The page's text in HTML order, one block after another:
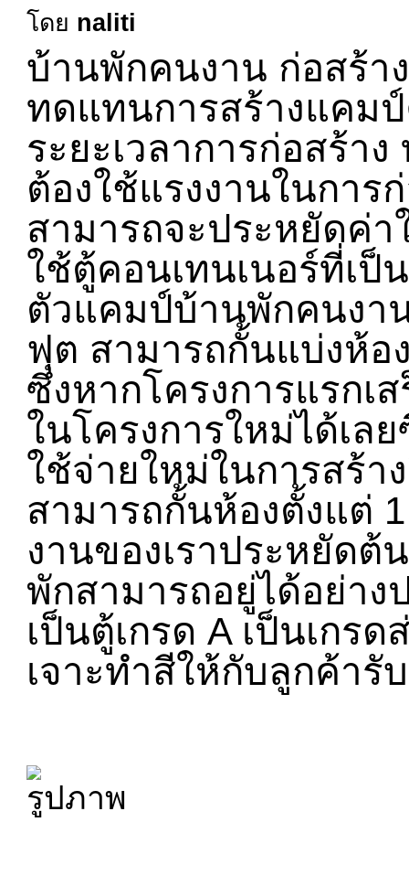
โดย naliti
บ้านพักคนงาน ก่อสร้า
ทดแทนการสร้างแคม
ระยะเวลาการก่อสร้า
ต้องใช้แรงงานในการ
สามารถจะประหยัดค่า
ใช้ตู้คอนเทนเนอร์ที่เป็
ตัวแคมป์บ้านพักคนงา
ฟุต สามารถกั้นแบ่งห้อ
ซึ่งหากโครงการแรกเ
ในโครงการใหม่ได้เล
ใช้จ่ายใหม่ในการสร้
สามารถกั้นห้องตั้งแต่
งานของเราประหยัดต้
พักสามารถอยู่ได้อย่า
เป็นตู้เกรด A เป็นเกร
เจาะทำสีให้กับลูกค้า